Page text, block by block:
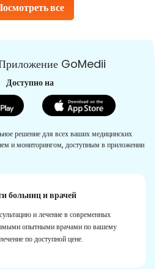
все
GoMedii
Доступно на
решение для всех ваших медицинских
и мониторингом, доступным в приложении
больниц и врачей
и лечение в современных
опытными врачами по вашему
по доступной цене.